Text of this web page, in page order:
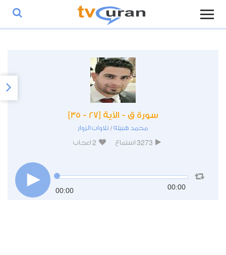
سورة ق - الآية [27 - 35]
محمد هبيله/ تلاوات الزوار
3273 استماع 2 اعجاب
00:00 00:00